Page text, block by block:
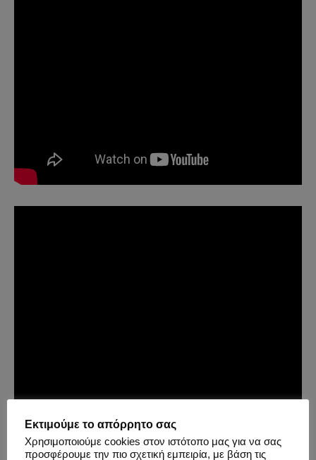
Εκτιμούμε το απόρρητο σας
Χρησιμοποιούμε cookies στον ιστότοπο μας για να σας
προσφέρουμε την πιο σχετική εμπειρία, με βάση τις